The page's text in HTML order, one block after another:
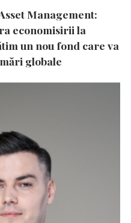
Management:
economisirii la
un nou fond care va
globale